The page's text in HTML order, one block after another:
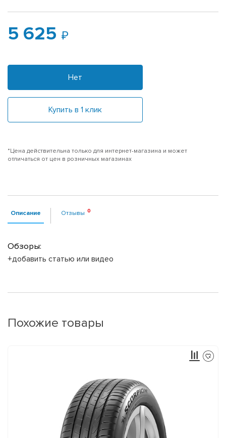
5 625
Нет
Купить в 1 клик
*Цена действительна только для интернет-магазина и может
отличаться от цен в розничных магазинах
Описание Отзывы
Обзоры:
+добавить статью или видео
Похожие товары